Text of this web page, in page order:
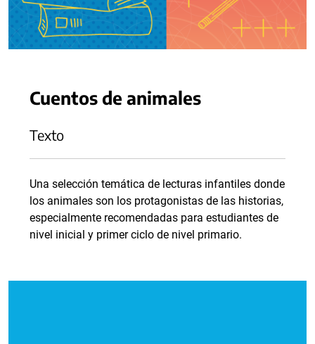
Cuentos de animales
Texto
Una selección temática de lecturas infantiles donde
los animales son los protagonistas de las historias,
especialmente recomendadas para estudiantes de
nivel inicial y primer ciclo de nivel primario.